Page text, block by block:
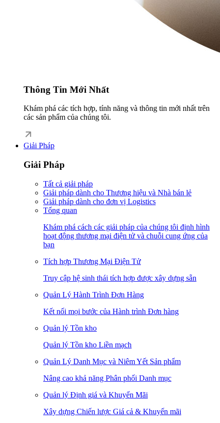
Thông Tin Mới Nhất
Khám phá các tích hợp, tính năng và thông tin mới nhất trên
các sản phẩm của chúng tôi.
Giải Pháp
Giải Pháp
Tất cả giải pháp
Giải pháp dành cho Thương hiệu và Nhà bán lẻ
Giải pháp dành cho đơn vị Logistics
Tổng quan
Khám phá cách các giải pháp của chúng tôi định hình
hoạt động thương mại điện tử và chuỗi cung ứng của
bạn
Tích hợp Thương Mại Điện Tử
Truy cập hệ sinh thái tích hợp được xây dựng sẵn
Quản Lý Hành Trình Đơn Hàng
Kết nối mọi bước của Hành trình Đơn hàng
Quản lý Tồn kho
Quản lý Tồn kho Liền mạch
Quản Lý Danh Mục và Niêm Yết Sản phẩm
Nâng cao khả năng Phân phối Danh mục
Quản lý Định giá và Khuyến Mãi
Xây dựng Chiến lược Giá cả & Khuyến mãi